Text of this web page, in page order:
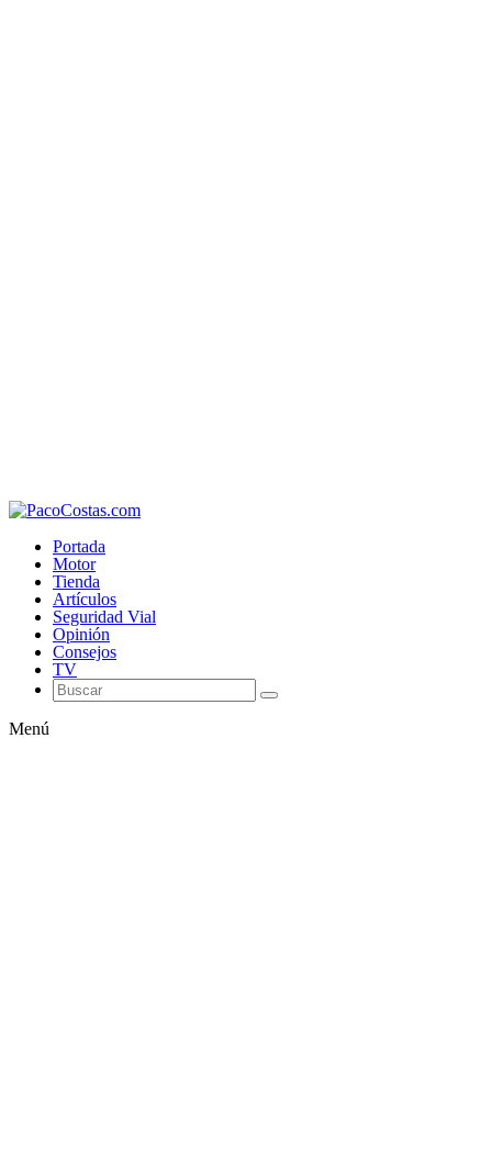
Portada
Motor
Tienda
Artículos
Seguridad Vial
Opinión
Consejos
TV
Menú